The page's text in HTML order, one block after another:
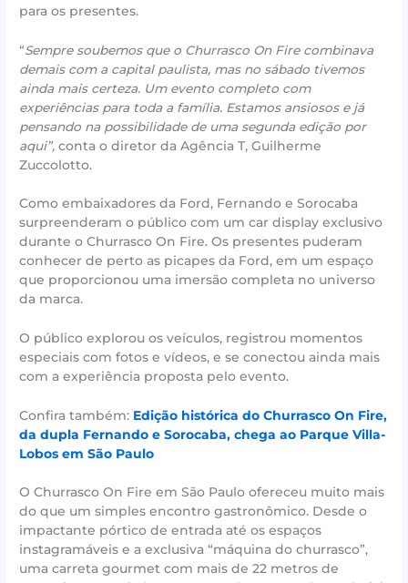
para os presentes.
“Sempre soubemos que o Churrasco On Fire combinava
demais com a capital paulista, mas no sábado tivemos
ainda mais certeza. Um evento completo com
experiências para toda a família. Estamos ansiosos e já
pensando na possibilidade de uma segunda edição por
aqui”,conta o diretor da Agência T, Guilherme
Zuccolotto.
Como embaixadores da Ford, Fernando e Sorocaba
surpreenderam o público com um car display exclusivo
durante o Churrasco On Fire. Os presentes puderam
conhecer de perto as picapes da Ford, em um espaço
que proporcionou uma imersão completa no universo
da marca.
O público explorou os veículos, registrou momentos
especiais com fotos e vídeos, e se conectou ainda mais
com a experiência proposta pelo evento.
Confira também: Edição histórica do Churrasco On Fire,
da dupla Fernando e Sorocaba, chega ao Parque Villa-
Lobos em São Paulo
O Churrasco On Fire em São Paulo ofereceu muito mais
do que um simples encontro gastronômico. Desde o
impactante pórtico de entrada até os espaços
instagramáveis e a exclusiva “máquina do churrasco”,
uma carreta gourmet com mais de 22 metros de